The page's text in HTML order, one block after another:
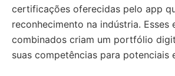
certificações oferecidas pelo app
reconhecimento na indústria. Esses
combinados criam um portfólio
suas competências para potenciais